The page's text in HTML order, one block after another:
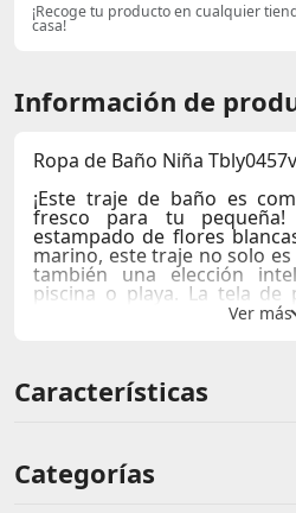
¡Recoge tu producto en cualquier
casa!
Información de
Ropa de Baño Niña
¡Este traje de baño es
fresco para tu
estampado de flores
marino, este traje no solo
también una elección
piscina o playa. La tela de
comodidad duradera,
para combinar con
disfrutar de un día
#pia
Características
Categorías